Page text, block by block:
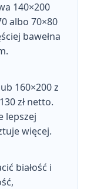
140×200
albo 70×80
bawełna
160×200 z
zł netto.
lepszej
więcej.
białość i